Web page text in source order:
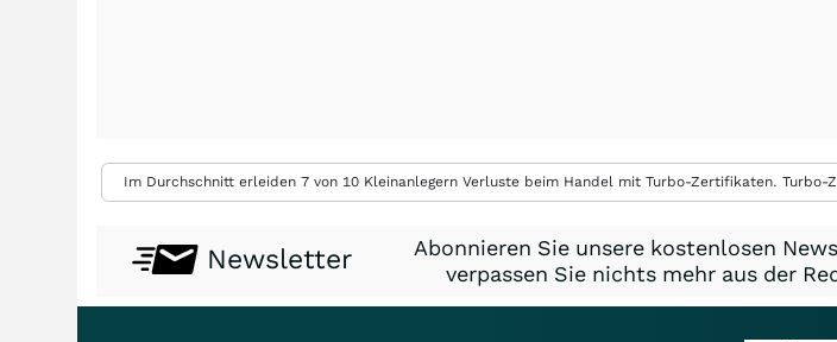
Im Durchschnitt erleiden 7 von 10 Kleinanlegern Verluste beim Handel mit Turbo-Zertifikaten.
Newsletter
Abonnieren Sie unsere kostenlosen
verpassen Sie nichts mehr aus der